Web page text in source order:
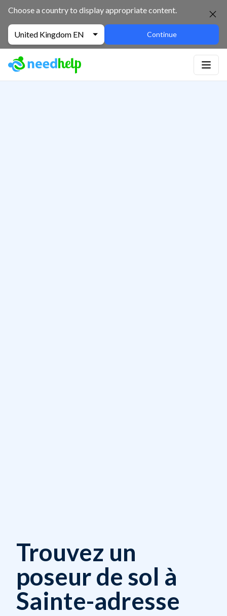
Choose a country to display appropriate content.
United Kingdom EN Continue
Trouvez un
poseur de sol à
Sainte-adresse